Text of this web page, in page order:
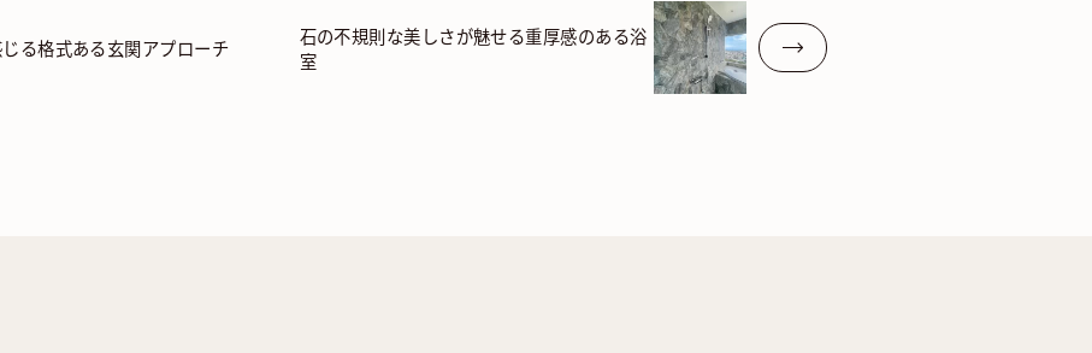
る格式ある玄関アプローチ
石の不規則な美しさが魅せる重厚感のある浴
室